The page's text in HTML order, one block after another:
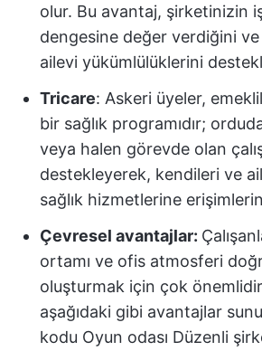
olur. Bu avantaj, şirketinizin
dengesine değer verdiğini ve
ailevi yükümlülüklerini
Tricare: Askeri üyeler,
bir sağlık programıdır;
veya halen görevde olan
destekleyerek, kendileri ve
sağlık hizmetlerine
Çevresel avantajlar:
ortamı ve ofis atmosferi
oluşturmak için çok
aşağıdaki gibi avantajlar
kodu Oyun odası Düzenli